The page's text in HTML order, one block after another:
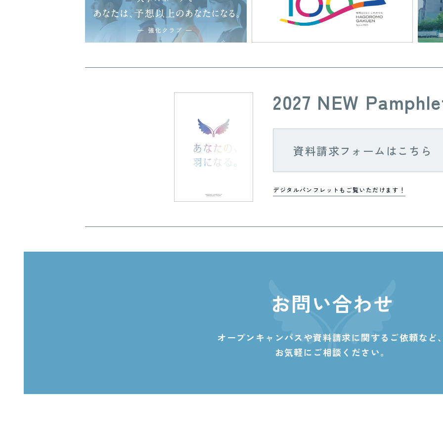
2027 NEW
資料請求フォームはこちら
デジタルパンフレットもご覧いただけます！
お問い合わせ
オープンキャンパスや資料請求に関する ご依頼など
お気軽にご相談ください。